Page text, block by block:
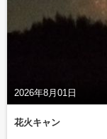
2026年8月01日
花火キャン